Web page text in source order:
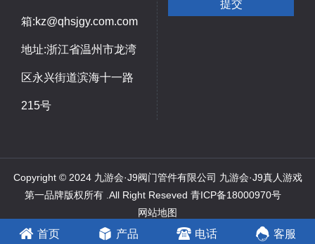
箱:kz@qhsjgy.com.com
地址:浙江省温州市龙湾
区永兴街道滨海十一路
215号
Copyright © 2024 九游会·J9阀门管件有限公司 九游会·J9真人游戏
第一品牌版权所有 .All Right Reseved 青ICP备18000970号
网站地图
推荐产品：
承插管件、 锻钢高压管件、不锈钢承插管件
首页 产品 电话 客服